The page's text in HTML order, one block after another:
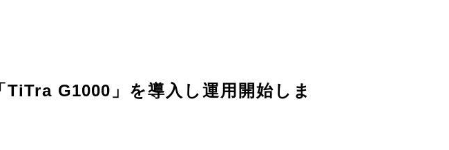
G1000」を導入し運用開始しま